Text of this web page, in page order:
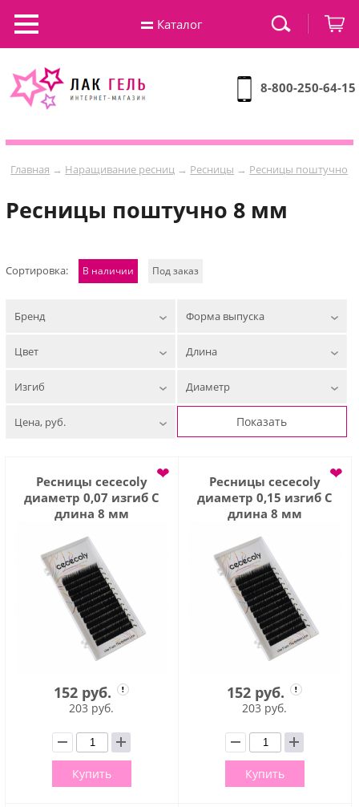
8-800-250-64-15
Главная → Наращивание ресниц → Ресницы → Ресницы поштучно
Ресницы поштучно 8 мм
Сортировка: В наличии Под заказ
Бренд Форма выпуска
Цвет Длина
Изгиб Диаметр
Цена, руб. Показать
Ресницы cececoly
диаметр 0,07 изгиб С
длина 8 мм
❤
152 руб.
203 руб.
Купить
Ресницы cececoly
диаметр 0,15 изгиб С
длина 8 мм
❤
152 руб.
203 руб.
Купить
Каталог